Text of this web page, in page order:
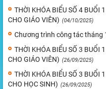
THỜI KHÓA BIỂU SỐ 4 BUỔI
CHO GIÁO VIÊN) (04/10/2025)
Chương trình công tác tháng
THỜI KHÓA BIỂU SỐ 3 BUỔI
CHO GIÁO VIÊN) (26/09/2025)
THỜI KHÓA BIỂU SỐ 3 BUỔI
CHO HỌC SINH) (26/09/2025)